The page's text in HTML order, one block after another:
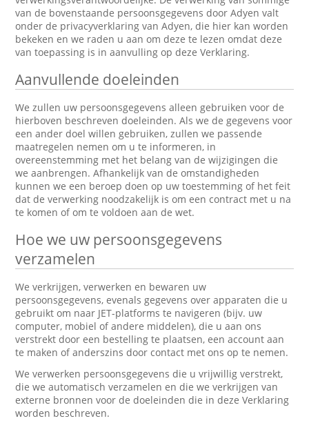
van de bovenstaande persoonsgegevens door Adyen valt
onder de privacyverklaring van Adyen, die hier kan worden
bekeken en we raden u aan om deze te lezen omdat deze
van toepassing is in aanvulling op deze Verklaring.
Aanvullende doeleinden
We zullen uw persoonsgegevens alleen gebruiken voor de
hierboven beschreven doeleinden. Als we de gegevens voor
een ander doel willen gebruiken, zullen we passende
maatregelen nemen om u te informeren, in
overeenstemming met het belang van de wijzigingen die
we aanbrengen. Afhankelijk van de omstandigheden
kunnen we een beroep doen op uw toestemming of het feit
dat de verwerking noodzakelijk is om een contract met u na
te komen of om te voldoen aan de wet.
Hoe we uw persoonsgegevens
verzamelen
We verkrijgen, verwerken en bewaren uw
persoonsgegevens, evenals gegevens over apparaten die u
gebruikt om naar JET-platforms te navigeren (bijv. uw
computer, mobiel of andere middelen), die u aan ons
verstrekt door een bestelling te plaatsen, een account aan
te maken of anderszins door contact met ons op te nemen.
We verwerken persoonsgegevens die u vrijwillig verstrekt,
die we automatisch verzamelen en die we verkrijgen van
externe bronnen voor de doeleinden die in deze Verklaring
worden beschreven.